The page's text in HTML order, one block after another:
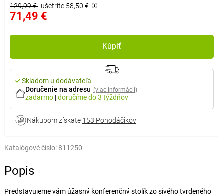
129,99 € ušetríte 58,50 €
71,49 €
Kúpiť
Skladom u dodávateľa
Doručenie na adresu (viac informácií)
zadarmo |doručímedo 3 týždňov
Nákupom získate 153 Pohodáčikov
Katalógové číslo: 811250
Popis
Predstavujeme vám úžasný konferenčný stolík zo sivého tvrdeného